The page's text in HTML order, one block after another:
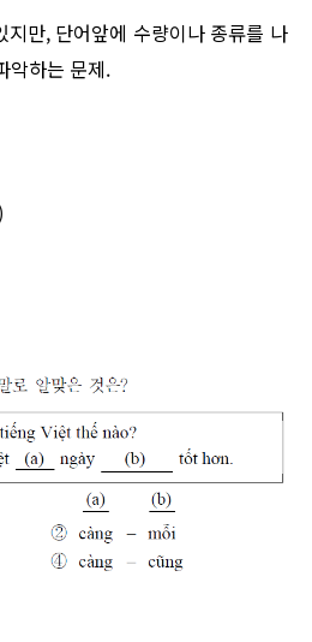
지만, 단어앞에 수량이나 종류를 나
악하는 문제.